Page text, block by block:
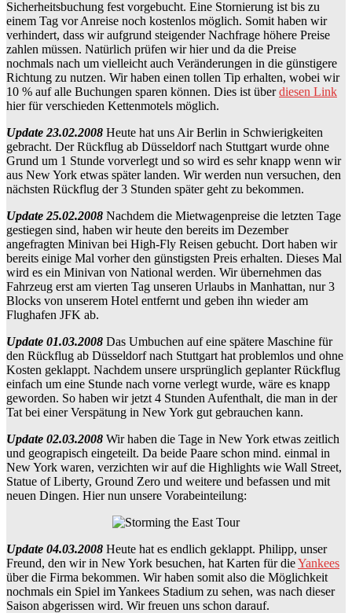
Sicherheitsbuchung fest vorgebucht. Eine Stornierung ist bis zu
einem Tag vor Anreise noch kostenlos möglich. Somit haben wir
verhindert, dass wir aufgrund steigender Nachfrage höhere Preise
zahlen müssen. Natürlich prüfen wir hier und da die Preise
nochmals nach um vielleicht auch Veränderungen in die günstigere
Richtung zu nutzen. Wir haben einen tollen Tip erhalten, wobei wir
10 % auf alle Buchungen sparen können. Dies ist überdiesen Link
hier für verschieden Kettenmotels möglich.
Update 23.02.2008 Heute hat uns Air Berlin in Schwierigkeiten
gebracht. Der Rückflug ab Düsseldorf nach Stuttgart wurde ohne
Grund um 1 Stunde vorverlegt und so wird es sehr knapp wenn wir
aus New York etwas später landen. Wir werden nun versuchen, den
nächsten Rückflug der 3 Stunden später geht zu bekommen.
Update 25.02.2008 Nachdem die Mietwagenpreise die letzten Tage
gestiegen sind, haben wir heute den bereits im Dezember
angefragten Minivan bei High-Fly Reisen gebucht. Dort haben wir
bereits einige Mal vorher den günstigsten Preis erhalten. Dieses Mal
wird es ein Minivan von National werden. Wir übernehmen das
Fahrzeug erst am vierten Tag unseren Urlaubs in Manhattan, nur 3
Blocks von unserem Hotel entfernt und geben ihn wieder am
Flughafen JFK ab.
Update 01.03.2008 Das Umbuchen auf eine spätere Maschine für
den Rückflug ab Düsseldorf nach Stuttgart hat problemlos und ohne
Kosten geklappt. Nachdem unsere ursprünglich geplanter Rückflug
einfach um eine Stunde nach vorne verlegt wurde, wäre es knapp
geworden. So haben wir jetzt 4 Stunden Aufenthalt, die man in der
Tat bei einer Verspätung in New York gut gebrauchen kann.
Update 02.03.2008 Wir haben die Tage in New York etwas zeitlich
und geograpisch eingeteilt. Da beide Paare schon mind. einmal in
New York waren, verzichten wir auf die Highlights wie Wall Street,
Statue of Liberty, Ground Zero und weitere und befassen und mit
neuen Dingen. Hier nun unsere Vorabeinteilung:
Update 04.03.2008 Heute hat es endlich geklappt. Philipp, unser
Freund, den wir in New York besuchen, hat Karten für dieYankees
über die Firma bekommen. Wir haben somit also die Möglichkeit
nochmals ein Spiel im Yankees Stadium zu sehen, was nach dieser
Saison abgerissen wird. Wir freuen uns schon darauf.